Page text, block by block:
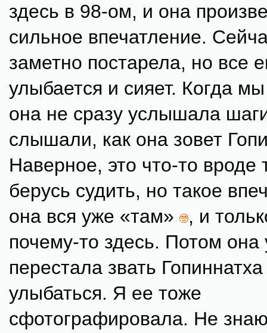
здесь в 98-ом, и она
сильное впечатление.
заметно постарела, но все
улыбается и сияет. Когда
она не сразу услышала
слышали, как она зовет
Наверное, это что-то вроде
берусь судить, но такое
она вся уже «там»
, и
почему-то здесь. Потом она
перестала звать
улыбаться. Я ее тоже
сфотографировала. Не